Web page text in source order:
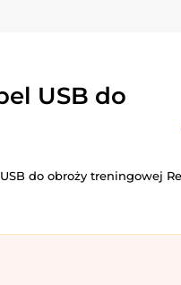
USB do
do obroży treningowej